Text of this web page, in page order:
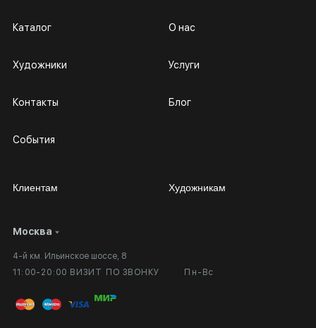
Москва
4-й км. Ильинское шоссе, 8
11:00-20:00 ВИЗИТ ПО ЗВОНКУ
Пн-Вс
Каталог
Художники
Контакты
События
О нас
Услуги
Блог
Клиентам
Личный кабинет
Вопросы и ответы
Публичная оферта
Художникам
Сотрудничество
Выставка в галерее